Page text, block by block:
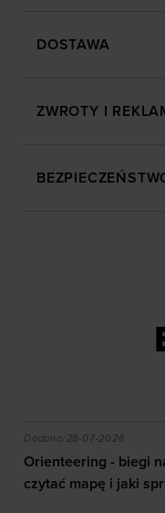
„Szczegóły”
DOSTAWA
ZWROTY I
efekty daje
Orienteering -
Dodano:28-07-2026
Orienteering - biegi
czytać mapę i jaki